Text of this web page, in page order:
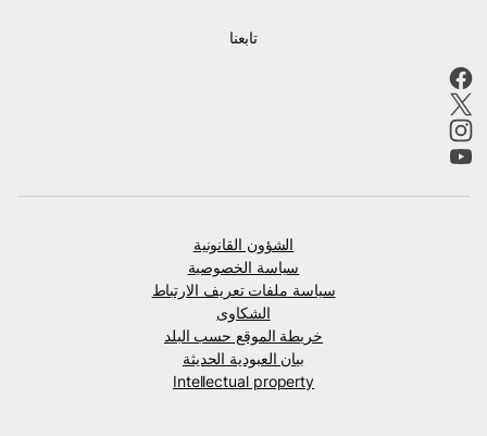
تابعنا
الشؤون القانونية
سياسة الخصوصية
سياسة ملفات تعريف الارتباط
الشكاوى
خريطة الموقع حسب البلد
بيان العبودية الحديثة
Intellectual property